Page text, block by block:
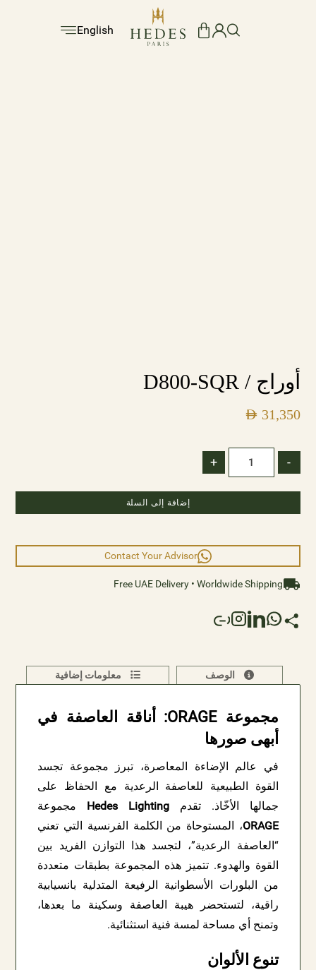
English
أوراج / D800-SQR
AED 31,350
-
+
إضافة إلى السلة
Contact Your Advisor
Free UAE Delivery • Worldwide Shipping
الوصف معلومات إضافية
مجموعة ORAGE: أناقة العاصفة في
أبهى صورها
في عالم الإضاءة المعاصرة، تبرز مجموعة تجسد
القوة الطبيعية للعاصفة الرعدية مع الحفاظ على
جمالها الأخّاذ. تقدم Hedes Lighting مجموعة
ORAGE، المستوحاة من الكلمة الفرنسية التي تعني
“العاصفة الرعدية”، لتجسد هذا التوازن الفريد بين
القوة والهدوء. تتميز هذه المجموعة بطبقات متعددة
من البلورات الأسطوانية الرفيعة المتدلية بانسيابية
راقية، لتستحضر هيبة العاصفة وسكينة ما بعدها،
وتمنح أي مساحة لمسة فنية استثنائية.
تنوع الألوان